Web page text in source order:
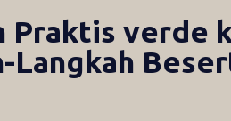
Praktis verde
Langkah